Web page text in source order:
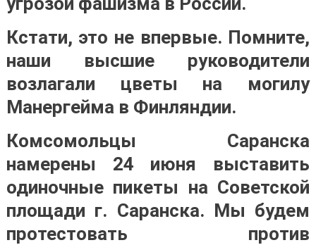
Кстати, это не впервые. Помните,
наши высшие руководители
возлагали цветы на могилу
Манергейма в Финляндии.
Комсомольцы Саранска
намерены 24 июня выставить
одиночные пикеты на Советской
площади г. Саранска. Мы будем
протестовать против